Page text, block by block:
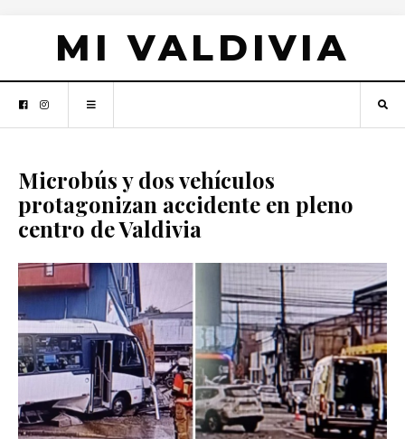
MI VALDIVIA
Microbús y dos vehículos
protagonizan accidente en pleno
centro de Valdivia